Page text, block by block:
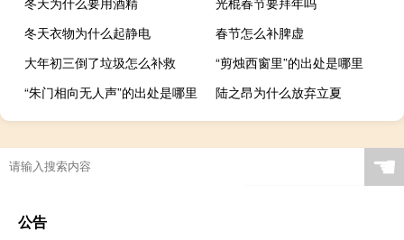
冬天衣物为什么起静电
春节怎么补脾虚
大年初三倒了垃圾怎么补救
“剪烛西窗里”的出处是哪里
“朱门相向无人声”的出处是哪里
陆之昂为什么放弃立夏
☚
公告